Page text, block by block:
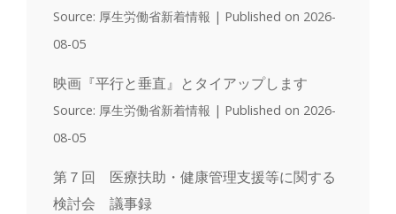
Source: 厚生労働省新着情報
Published on 2026-
08-05
映画『平行と垂直』とタイアップします
Source: 厚生労働省新着情報
Published on 2026-
08-05
第７回 医療扶助・健康管理支援等に関する
検討会 議事録